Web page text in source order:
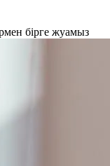
бірге жуамыз